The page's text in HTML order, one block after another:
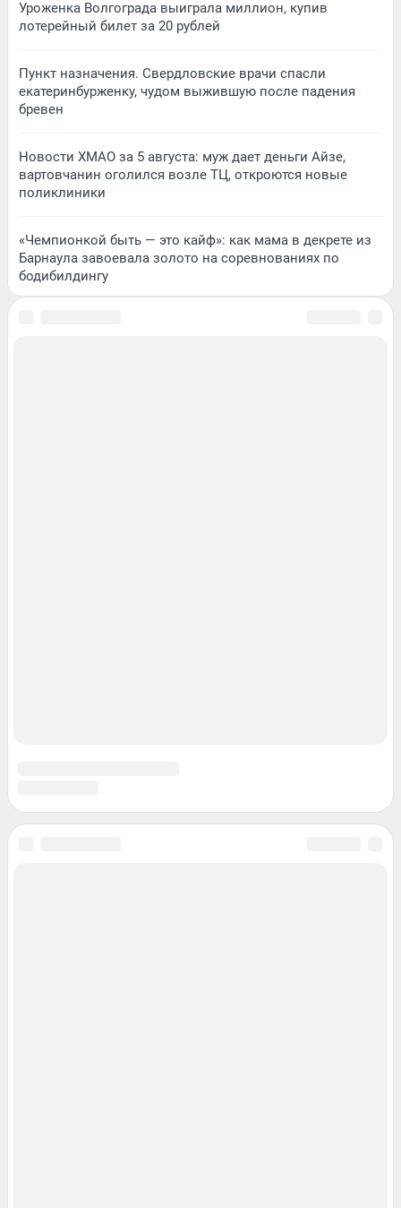
Уроженка Волгограда выиграла миллион, купив
лотерейный билет за 20 рублей
Пункт назначения. Свердловские врачи спасли
екатеринбурженку, чудом выжившую после падения
бревен
Новости ХМАО за 5 августа: муж дает деньги Айзе,
вартовчанин оголился возле ТЦ, откроются новые
поликлиники
«Чемпионкой быть — это кайф»: как мама в декрете из
Барнаула завоевала золото на соревнованиях по
бодибилдингу